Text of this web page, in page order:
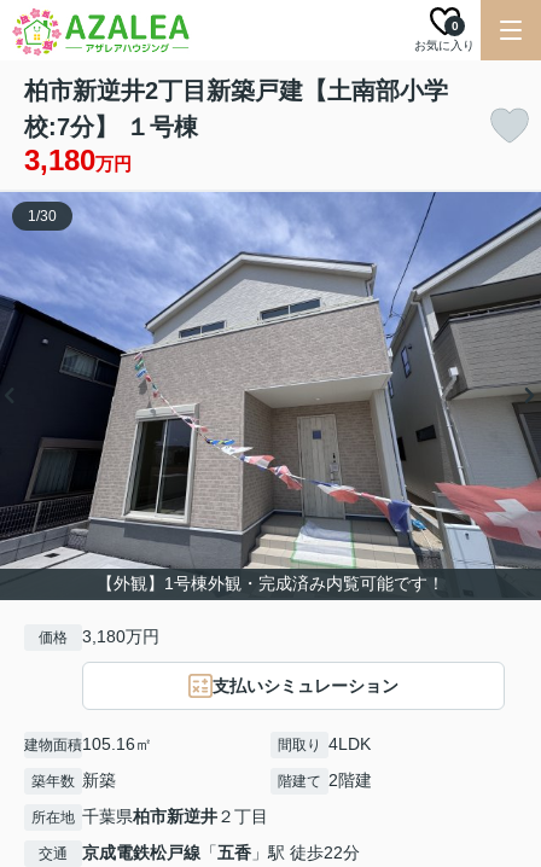
お気に入り
0
柏市新逆井2丁目新築戸建【土南部小学
校:7分】 １号棟
3,180万円
【外観】1号棟外観・完成済み内覧可能です！
1/30
価格 3,180万円
支払いシミュレーション
建物面積105.16㎡ 間取り 4LDK
築年数 新築 階建て 2階建
所在地 千葉県柏市新逆井２丁目
交通 京成電鉄松戸線 「五香 」駅 徒歩22分